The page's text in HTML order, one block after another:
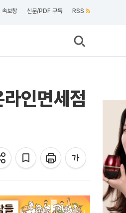
속보창 신문/PDF 구독 RSS
인면세점